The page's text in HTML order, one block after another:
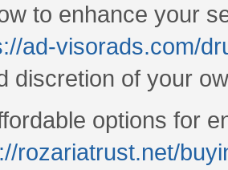
to enhance your
ad-visorads.com/
discretion of your
options for
rozariatrust.net/